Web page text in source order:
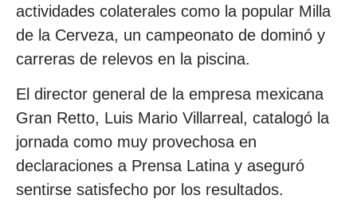
actividades colaterales como la popular Milla
de la Cerveza, un campeonato de dominó y
carreras de relevos en la piscina.
El director general de la empresa mexicana
Gran Retto, Luis Mario Villarreal, catalogó la
jornada como muy provechosa en
declaraciones a Prensa Latina y aseguró
sentirse satisfecho por los resultados.